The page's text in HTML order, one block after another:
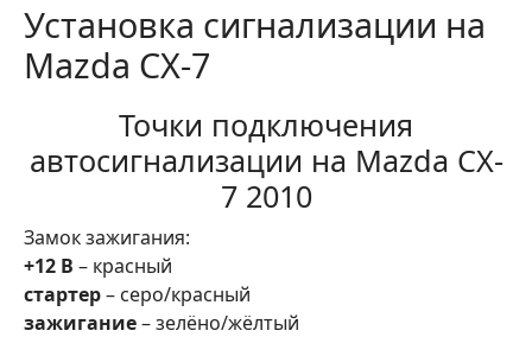
Установка сигнализации на
Mazda CX-7
Точки подключения
автосигнализации на Mazda CX-
7 2010
Замок зажигания:
+12 В – красный
стартер– серо/красный
зажигание– зелёно/жёлтый